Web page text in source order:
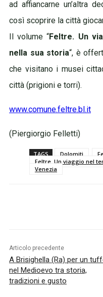
ad affiancarne un’altra
così scoprire la città
Il volume “Feltre. Un
nella sua storia“, è
che visitano i musei
città (prigioni e torri).
www.comune.feltre.bl.it
(Piergiorgio Felletti)
TAGS Dolomiti
Feltre. Un viaggio nel
Venezia
Articolo precedente
A Brisighella (Ra) per un
nel Medioevo tra storia,
tradizioni e gusto